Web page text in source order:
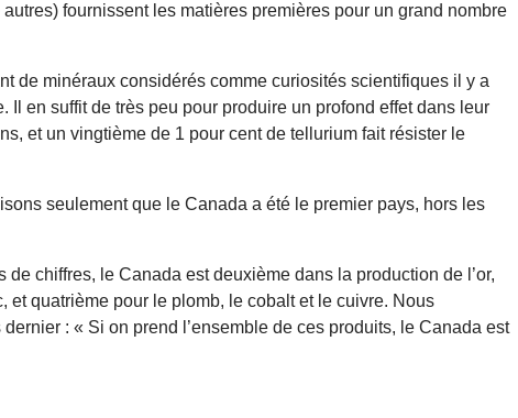
fournissent les matières premières pour un grand nombre
de minéraux considérés comme curiosités scientifiques il y a
en suffit de très peu pour produire un profond effet dans leur
et un vingtième de 1 pour cent de tellurium fait résister le
seulement que le Canada a été le premier pays, hors les
chiffres, le Canada est deuxième dans la production de l’or,
et quatrième pour le plomb, le cobalt et le cuivre. Nous
: « Si on prend l’ensemble de ces produits, le Canada est